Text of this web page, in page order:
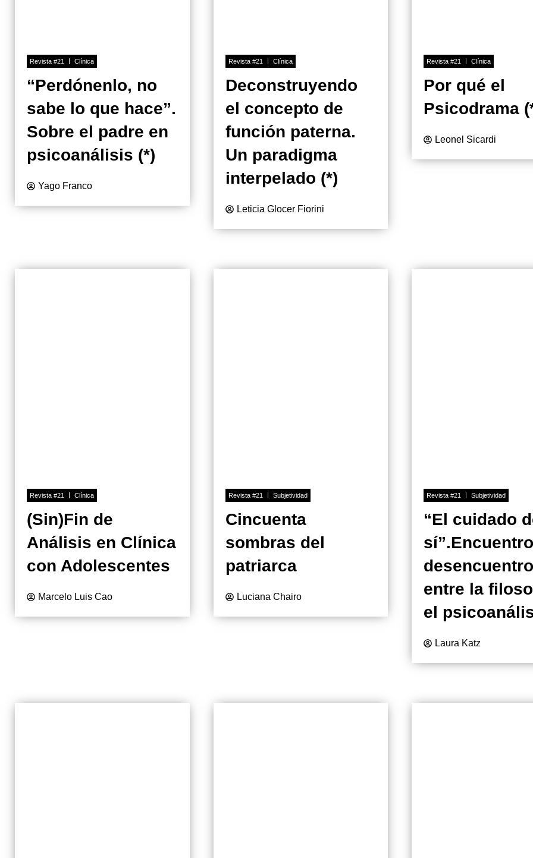
Revista #21 Clínica
“Perdónenlo, no
sabe lo que hace”.
Sobre el padre en
psicoanálisis (*)
Yago Franco
Revista #21 Clínica
Deconstruyendo
el concepto de
función paterna.
Un paradigma
interpelado (*)
Leticia Glocer Fiorini
Revista #21 Clínica
Por qué el
Psicodrama
Leonel Sicardi
Revista #21 Clínica
(Sin)Fin de
Análisis en Clínica
con Adolescentes
Marcelo Luis Cao
Revista #21 Subjetividad
Cincuenta
sombras del
patriarca
Luciana Chairo
Revista #21 Subjetividad
“El cuidado
entre la
el
Laura Katz